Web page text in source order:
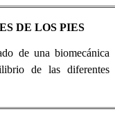
DE LOS PIES
de una biomecánica
de las diferentes